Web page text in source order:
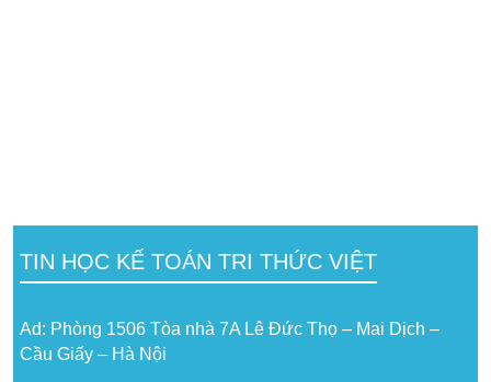
TIN HỌC KẾ TOÁN TRI THỨC VIỆT
Ad: Phòng 1506 Tòa nhà 7A Lê Đức Thọ – Mai Dịch –
Cầu Giấy – Hà Nội